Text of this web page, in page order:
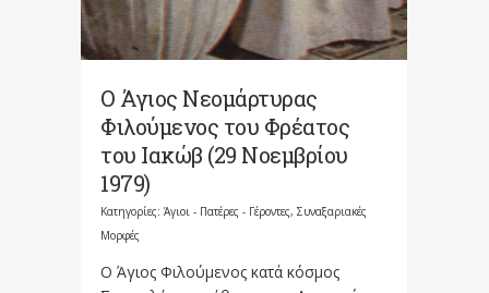
Ο Άγιος Νεομάρτυρας
Φιλούμενος του Φρέατος
του Ιακώβ (29 Νοεμβρίου
1979)
Κατηγορίες: Άγιοι - Πατέρες - Γέροντες, Συναξαριακές
Μορφές
Ο Άγιος Φιλούμενος κατά κόσμος